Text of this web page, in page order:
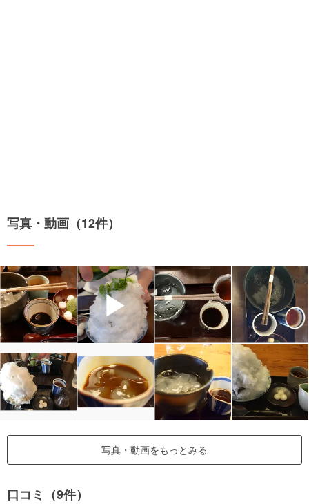
写真・動画（12件）
▶
写真・動画をもっとみる
口コミ（9件）